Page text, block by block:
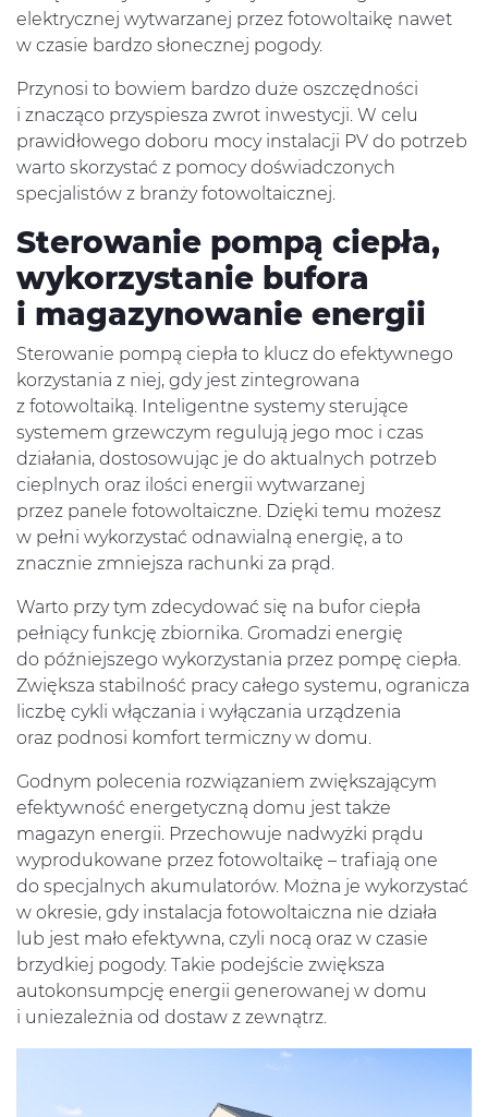
Inwestycje
Aktualności
O Firmie
Nasze doświadczenie
Kontakt
elektrycznej wytwarzanej przez fotowoltaikę nawet
w czasie bardzo słonecznej pogody.
Przynosi to bowiem bardzo duże oszczędności
i znacząco przyspiesza zwrot inwestycji. W celu
prawidłowego doboru mocy instalacji PV do potrzeb
warto skorzystać z pomocy doświadczonych
specjalistów z branży fotowoltaicznej.
Sterowanie pompą ciepła,
wykorzystanie bufora
i magazynowanie energii
Sterowanie pompą ciepła to klucz do efektywnego
korzystania z niej, gdy jest zintegrowana
z fotowoltaiką. Inteligentne systemy sterujące
systemem grzewczym regulują jego moc i czas
działania, dostosowując je do aktualnych potrzeb
cieplnych oraz ilości energii wytwarzanej
przez panele fotowoltaiczne. Dzięki temu możesz
w pełni wykorzystać odnawialną energię, a to
znacznie zmniejsza rachunki za prąd.
Warto przy tym zdecydować się na bufor ciepła
pełniący funkcję zbiornika. Gromadzi energię
do późniejszego wykorzystania przez pompę ciepła.
Zwiększa stabilność pracy całego systemu, ogranicza
liczbę cykli włączania i wyłączania urządzenia
oraz podnosi komfort termiczny w domu.
Godnym polecenia rozwiązaniem zwiększającym
efektywność energetyczną domu jest także
magazyn energii. Przechowuje nadwyżki prądu
wyprodukowane przez fotowoltaikę – trafiają one
do specjalnych akumulatorów. Można je wykorzystać
w okresie, gdy instalacja fotowoltaiczna nie działa
lub jest mało efektywna, czyli nocą oraz w czasie
brzydkiej pogody. Takie podejście zwiększa
autokonsumpcję energii generowanej w domu
i uniezależnia od dostaw z zewnątrz.